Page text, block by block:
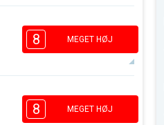
33°
5
16.00
33°max
8 MEGET HØJ
5
16.00
8 MEGET HØJ